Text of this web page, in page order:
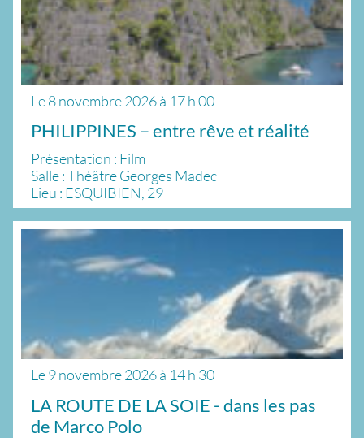
Le8 novembre 2026à 17 h 00
PHILIPPINES – entre rêve et réalité
Présentation : Film
Salle : Théâtre Georges Madec
Lieu : ESQUIBIEN, 29
Le9 novembre 2026à 14 h 30
LA ROUTE DE LA SOIE - dans les pas
de Marco Polo